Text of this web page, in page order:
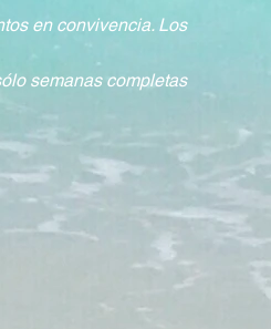
en convivencia. Los
semanas completas